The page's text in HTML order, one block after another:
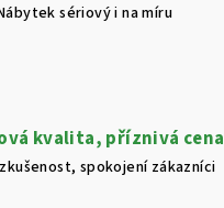
sériový i na míru
kvalita, příznivá cena
spokojení zákazníci